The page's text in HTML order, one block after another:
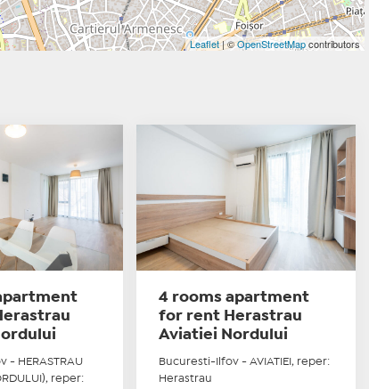
Leaflet| ©OpenStreetMapcontributors
- HERASTRAU
reper:
4 rooms apartment
for rent Herastrau
Aviatiei Nordului
Bucuresti-Ilfov - AVIATIEI, reper:
Herastrau